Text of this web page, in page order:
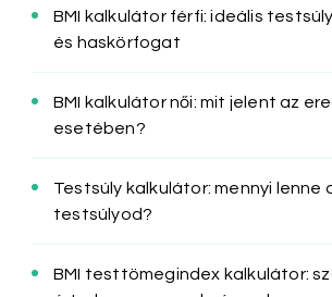
BMI kalkulátor férfi: ideális
és haskörfogat
BMI kalkulátor női: mit jelent az
esetében?
Testsúly kalkulátor: mennyi lenne
testsúlyod?
BMI testtömegindex kalkulátor: